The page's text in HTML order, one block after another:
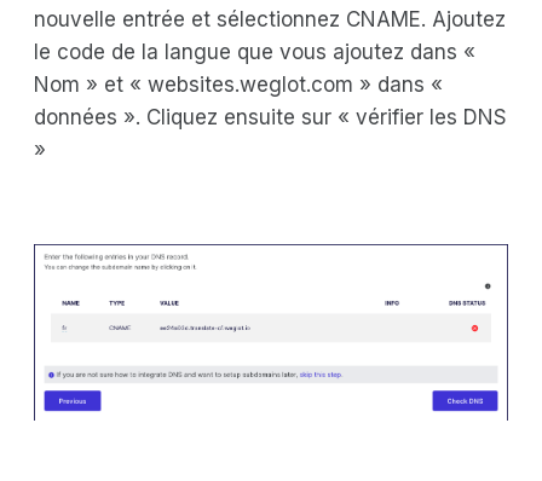
nouvelle entrée et sélectionnez CNAME. Ajoutez
le code de la langue que vous ajoutez dans «
Nom » et « websites.weglot.com » dans «
données ». Cliquez ensuite sur « vérifier les DNS
»